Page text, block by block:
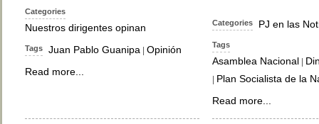
Categories
Nuestros dirigentes opinan
Tags Juan Pablo Guanipa Opinión
Read more...
Categories PJ en las
Tags
Asamblea Nacional
Plan Socialista de la
Read more...